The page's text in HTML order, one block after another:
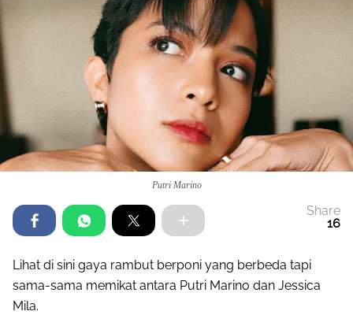
Putri Marino
Share
16
Lihat di sini gaya rambut berponi yang berbeda tapi
sama-sama memikat antara Putri Marino dan Jessica
Mila.